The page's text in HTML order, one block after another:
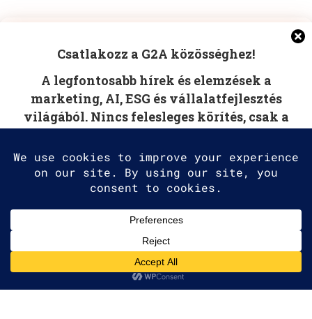
cookies to store and/or access device information.
Consenting to these technologies will allow us to process
data such as browsing behavior or unique IDs on this site.
Not consenting or withdrawing consent, may adversely
affect certain features and functions.
Accept
View preferences
Cookie Policy
Csatlakozz a G2A közösséghez!
A legfontosabb hírek és elemzések a
marketing, AI, ESG és vállalatfejlesztés
világából. Nincs felesleges körítés, csak a
Nem spamelünk!
POST COMMENT
Minden jog fenntartva. | All rights
reserved.